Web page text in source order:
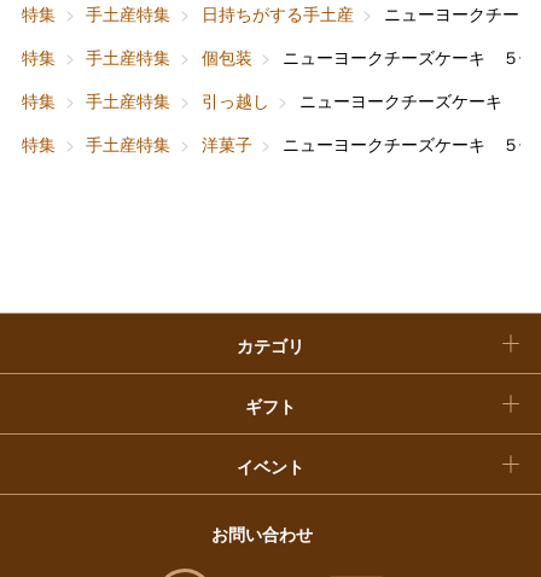
特集
手土産特集 日持ちがする手土産
ニューヨークチー
特集
手土産特集 個包装
ニューヨークチーズケーキ ５個
特集
手土産特集 引っ越し
ニューヨークチーズケーキ ５
特集
手土産特集 洋菓子 ニューヨークチーズケーキ ５個
カテゴリ
ホーム＆インテリア
ベビー＆キッズ
ギフト
結婚内祝い
お香典返し
快気祝い
イベント
お中元
敬老の日
福袋
お問い合わせ